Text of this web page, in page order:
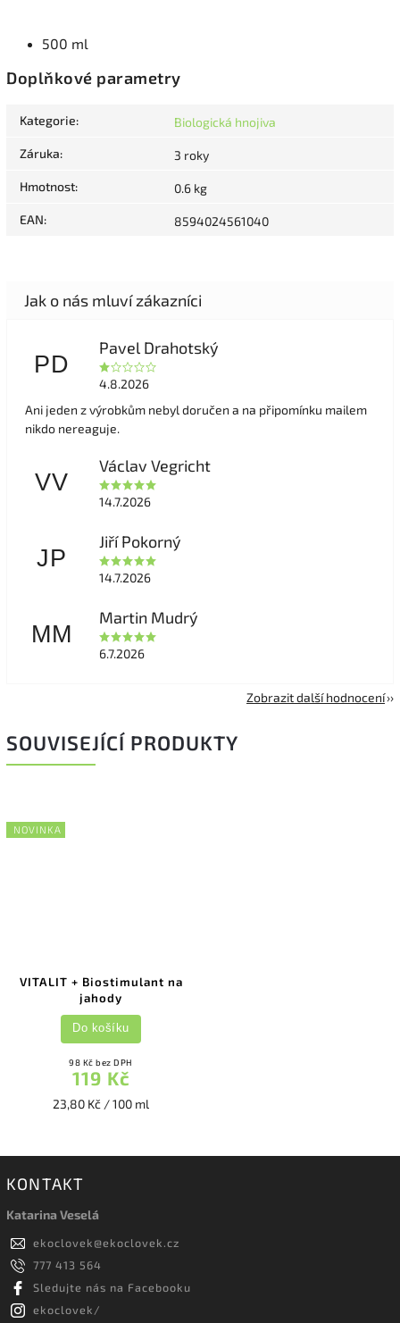
500 ml
Doplňkové parametry
Kategorie: Biologická hnojiva
Záruka: 3 roky
Hmotnost: 0.6 kg
EAN: 8594024561040
PD
Pavel Drahotský
4.8.2026
Ani jeden z výrobkům nebyl doručen a na připomínku mailem
nikdo nereaguje.
VV
Václav Vegricht
14.7.2026
JP
Jiří Pokorný
14.7.2026
MM
Martin Mudrý
6.7.2026
Zobrazit další hodnocení
SOUVISEJÍCÍ PRODUKTY
NOVINKA
VITALIT + Biostimulant na
jahody
98 Kč bez DPH
119 Kč
23,80 Kč / 100 ml
Do košíku
KONTAKT
Katarina Veselá
ekoclovek@ekoclovek.cz
777 413 564
Sledujte nás na Facebooku
ekoclovek/